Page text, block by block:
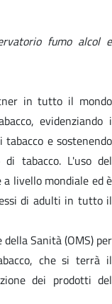
fumo alcol e
in tutto il mondo
evidenziando i
e sostenendo
tabacco. L'uso del
livello mondiale ed è
di adulti in tutto il
Sanità (OMS) per
che si terrà il
dei prodotti del